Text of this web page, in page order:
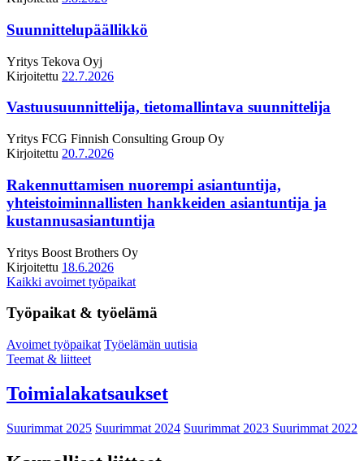
Suunnittelupäällikkö
Yritys Tekova Oyj
Kirjoitettu 22.7.2026
Vastuusuunnittelija, tietomallintava suunnittelija
Yritys FCG Finnish Consulting Group Oy
Kirjoitettu 20.7.2026
Rakennuttamisen nuorempi asiantuntija,
yhteistoiminnallisten hankkeiden asiantuntija ja
kustannusasiantuntija
Yritys Boost Brothers Oy
Kirjoitettu 18.6.2026
Kaikki avoimet työpaikat
Työpaikat & työelämä
Avoimet työpaikat Työelämän uutisia
Teemat & liitteet
Toimialakatsaukset
Suurimmat 2025 Suurimmat 2024 Suurimmat 2023 Suurimmat 2022